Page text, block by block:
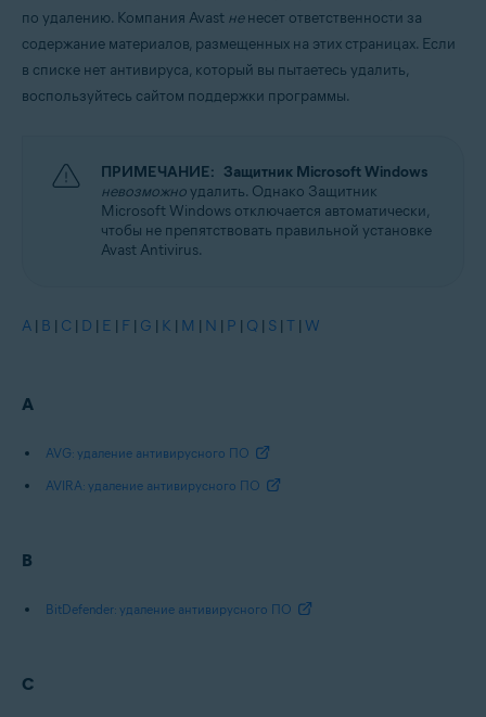
по удалению. Компания Avast ненесет ответственности за
содержание материалов, размещенных на этих страницах. Если
в списке нет антивируса, который вы пытаетесь удалить,
воспользуйтесь сайтом поддержки программы.
ПРИМЕЧАНИЕ: Защитник Microsoft Windows
невозможноудалить. Однако Защитник
Microsoft Windows отключается автоматически,
чтобы не препятствовать правильной установке
Avast Antivirus.
A | B | C | D | E | F | G | K | M | N | P | Q | S | T | W
A
AVG: удаление антивирусного ПО
AVIRA: удаление антивирусного ПО
B
BitDefender: удаление антивирусного ПО
C